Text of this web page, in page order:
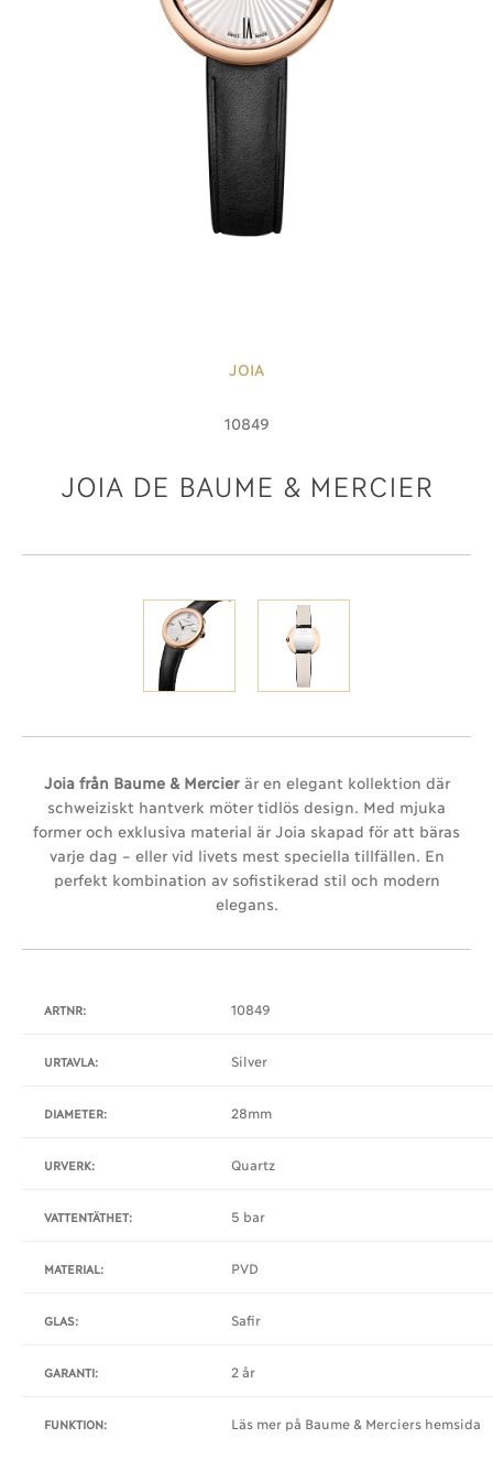
JOIA
10849
JOIA DE BAUME & MERCIER
Joia från Baume & Mercierär en elegant kollektion där
schweiziskt hantverk möter tidlös design. Med mjuka
former och exklusiva material är Joia skapad för att bäras
varje dag – eller vid livets mest speciella tillfällen. En
perfekt kombination av sofistikerad stil och modern
elegans.
ARTNR: 10849
URTAVLA: Silver
DIAMETER: 28mm
URVERK: Quartz
VATTENTÄTHET: 5 bar
MATERIAL: PVD
GLAS: Safir
GARANTI: 2 år
FUNKTION: Läs mer på Baume & Merciers hemsida